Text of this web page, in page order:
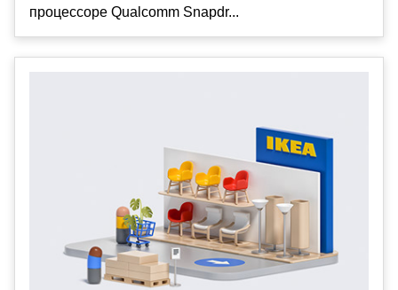
процессоре Qualcomm Snapdr...